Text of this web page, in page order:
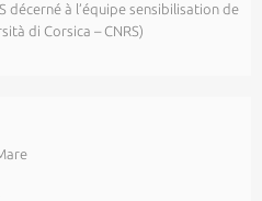
décerné à l’équipe sensibilisation de
di Corsica – CNRS)